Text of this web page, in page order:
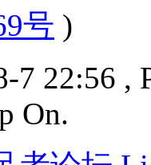
号 )
7 22:56 ,
On.